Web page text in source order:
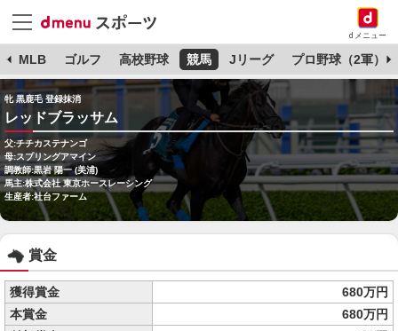
dメニュー
MLB ゴルフ 高校野球 競馬 Jリーグ プロ野球（2軍）
牝 黒鹿毛 登録抹消
レッドブラッサム
父:チチカステナンゴ
母:スプリングアマイン
調教師:黒岩 陽一 (美浦)
馬主:株式会社 東京ホースレーシング
生産者:社台ファーム
賞金
獲得賞金
680万円
本賞金
680万円